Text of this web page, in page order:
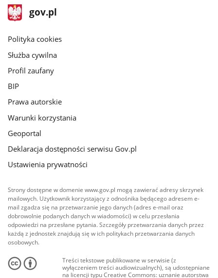
stopka
gov.pl
Strona
gov.pl
gov.pl
Polityka cookies
Służba cywilna
Profil zaufany
BIP
Prawa autorskie
Warunki korzystania
Geoportal
Deklaracja dostępności serwisu Gov.pl
Ustawienia prywatności
Strony dostępne w domenie www.gov.pl mogą zawierać adresy skrzynek
mailowych. Użytkownik korzystający z odnośnika będącego adresem e-
mail zgadza się na przetwarzanie jego danych (adres e-mail oraz
dobrowolnie podanych danych w wiadomości) w celu przesłania
odpowiedzi na przesłane pytania. Szczegóły przetwarzania danych przez
każdą z jednostek znajdują się w ich politykach przetwarzania danych
osobowych.
Treści tekstowe publikowane w serwisie (z
wyłączeniem treści audiowizualnych), są udostępniane
na licencji typu Creative Commons: uznanie autorstwa